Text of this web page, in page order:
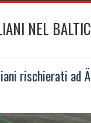
NEL
rischierati ad